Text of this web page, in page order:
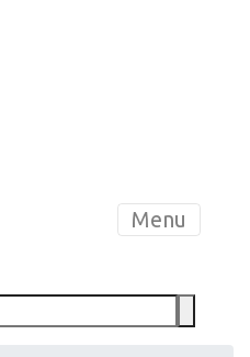
Menu
Search